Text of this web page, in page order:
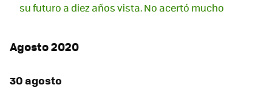
su futuro a diez años vista. No acertó mucho
Agosto 2020
30 agosto